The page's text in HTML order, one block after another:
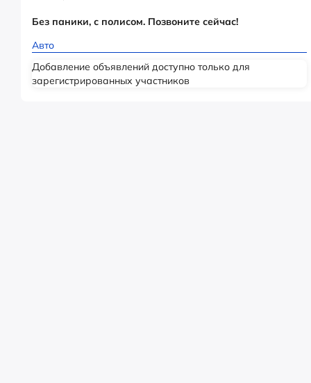
Без паники, с полисом. Позвоните сейчас!
Авто
Добавление объявлений доступно только для
зарегистрированных участников